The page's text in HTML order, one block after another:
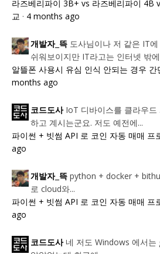
라즈베리파이 3B+ vs 라즈베리파이 4B
교 · 4 months ago
개발자_뜩 도사님이나 저 같은 IT
쉬워보이지만 IT라고는 인터넷 밖에
알뜰폰 사용시 유심 인식 안되는 경우 간
months ago
코드도사 IoT 디바이스를 클라우
하고 계시는군요. 저도 예전에...
파이썬 + 빗썸 API 로 코인 자동 매매 프
ago
개발자_뜩 python + docker +
로 cloud와...
파이썬 + 빗썸 API 로 코인 자동 매매 프
ago
코드도사 네 저도 Windows 에서는